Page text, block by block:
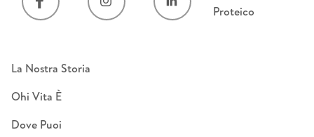
Proteico
La Nostra Storia
Ohi Vita È
Dove Puoi